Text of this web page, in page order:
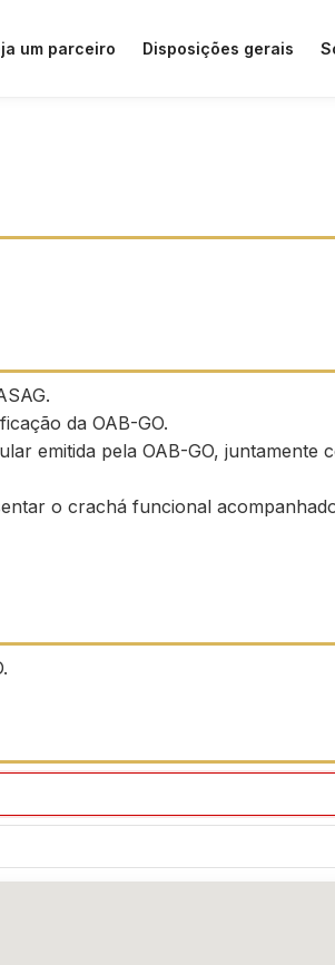
um parceiro Disposições gerais
da OAB-GO.
emitida pela OAB-GO, juntamente
o crachá funcional